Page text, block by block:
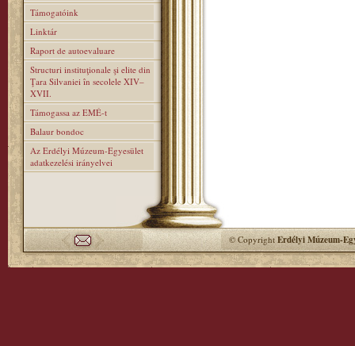
Támogatóink
Linktár
Raport de autoevaluare
Structuri instituţionale şi elite din
Ţara Silvaniei în secolele XIV–
XVII.
Támogassa az EMÉ-t
Balaur bondoc
Az Erdélyi Múzeum-Egyesület
adatkezelési irányelvei
© CopyrightErdélyi Múzeum-